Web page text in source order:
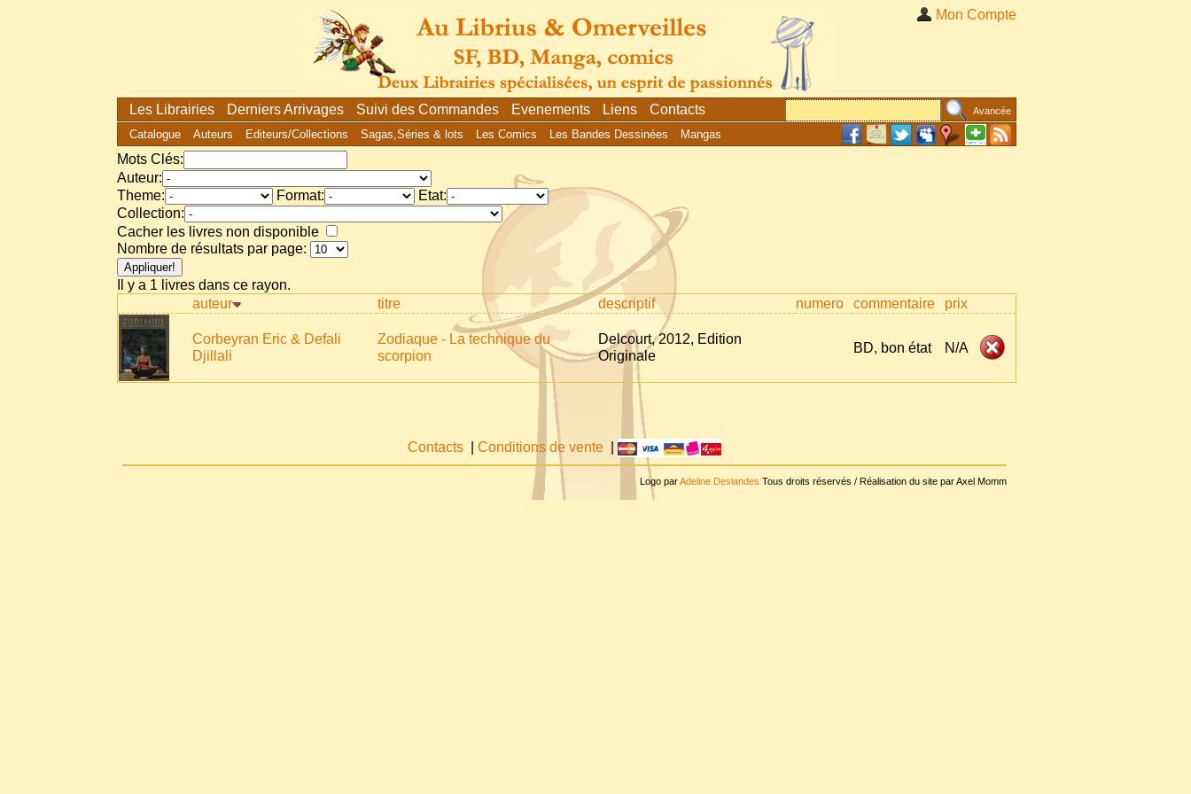
Mon Compte
Les Librairies Derniers Arrivages Suivi des Commandes Evenements Liens Contacts Avancée
Catalogue Auteurs Editeurs/Collections Sagas,Séries & lots Les Comics Les Bandes Dessinées Mangas
Mots Clés:
Auteur:
Theme:
Format:
Etat:
Collection:
Cacher les livres non disponible
Nombre de résultats par page:
Il y a 1 livres dans ce rayon.
auteur
titre descriptif numero commentaire prix
Corbeyran Eric & Defali
Djillali
Zodiaque - La technique du
scorpion
Delcourt, 2012, Edition
Originale
BD, bon état N/A
Contacts |Conditions de vente |
Logo parAdeline Deslandes Tous droits réservés / Réalisation du site par Axel Momm